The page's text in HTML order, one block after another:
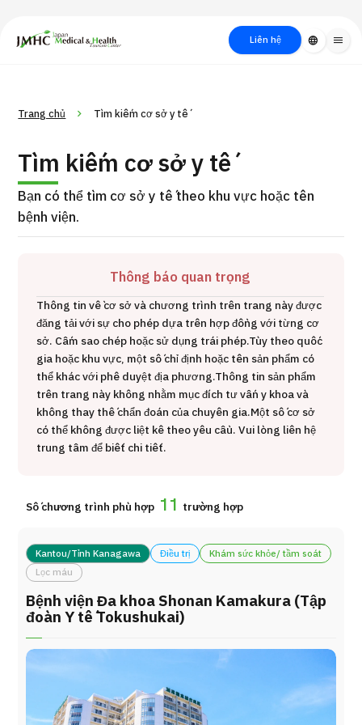
Trung tâm Du lịch Y tế & Sức khỏe Nhật Bản (JMHC)
Liên hệ language menu
Về Japan
Quy trình khám chữa
Tìm theo
/ bệnh
Tìm theo xét
pháp /cách điều trị
TOP
Giới thiệu
Bệnh nhân QT
Quy trình khám chữa bệnh
Gói dịch vụ ý kiến y tế thứ hai cho bệnh nhân quốc tế（Bệnh
viện Đa khoa Shonan Kamakura）
治療 治療
2026.01.12
Trang chủ Tìm kiếm cơ sở y tế
Tìm kiếm cơ sở y tế
Bạn có thể tìm cơ sở y tế theo khu vực hoặc tên
bệnh viện.
Thông báo quan trọng
Thông tin về cơ sở và chương trình trên trang này được
đăng tải với sự cho phép dựa trên hợp đồng với từng cơ
sở. Cấm sao chép hoặc sử dụng trái phép.Tùy theo quốc
gia hoặc khu vực, một số chỉ định hoặc tên sản phẩm có
thể khác với phê duyệt địa phương.Thông tin sản phẩm
trên trang này không nhằm mục đích tư vấn y khoa và
không thay thế chẩn đoán của chuyên gia.Một số cơ sở
có thể không được liệt kê theo yêu cầu. Vui lòng liên hệ
trung tâm để biết chi tiết.
Số chương trình phù hợp 11 trường hợp
Kantou/Tỉnh Kanagawa Điều trị
Khám sức khỏe/ tầm soát
Lọc máu
Bệnh viện Đa khoa Shonan Kamakura (Tập
đoàn Y tế Tokushukai)